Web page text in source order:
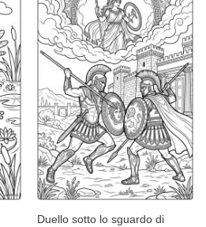
Duello sotto lo sguardo di